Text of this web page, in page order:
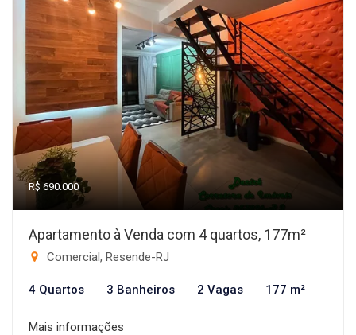
R$ 690.000
Apartamento à Venda com 4 quartos, 177m²
Comercial, Resende-RJ
4 Quartos 3 Banheiros 2 Vagas 177 m²
Mais informações